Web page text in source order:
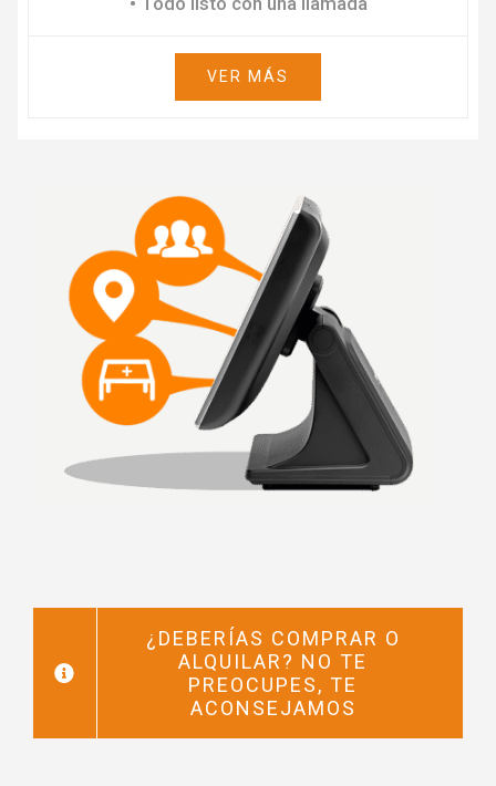
VER MÁS
¿DEBERÍAS COMPRAR O
ALQUILAR? NO TE
PREOCUPES, TE
ACONSEJAMOS